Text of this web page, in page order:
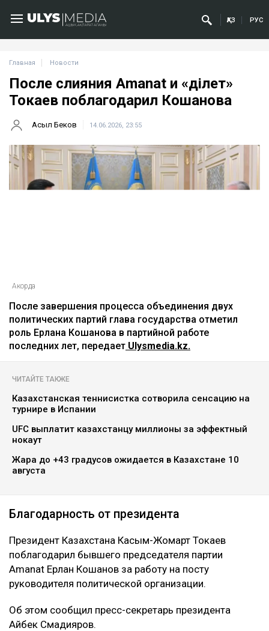
ҚАЗ РУС
Главная Новости
После слияния Amanat и «Әділет»
Токаев поблагодарил Кошанова
Асыл Беков 14.06.2026, 23:55
Акорда
После завершения процесса объединения двух
политических партий глава государства отметил
роль Ерлана Кошанова в партийной работе
последних лет, передает Ulysmedia.kz.
ЧИТАЙТЕ ТАКЖЕ
Казахстанская теннисистка сотворила сенсацию на
турнире в Испании
UFC выплатит казахстанцу миллионы за эффектный
нокаут
Жара до +43 градусов ожидается в Казахстане 10
августа
Благодарность от президента
Президент Казахстана Касым-Жомарт Токаев
поблагодарил бывшего председателя партии
Amanat Ерлан Кошанов за работу на посту
руководителя политической организации.
Об этом сообщил пресс-секретарь президента
Айбек Смадияров.